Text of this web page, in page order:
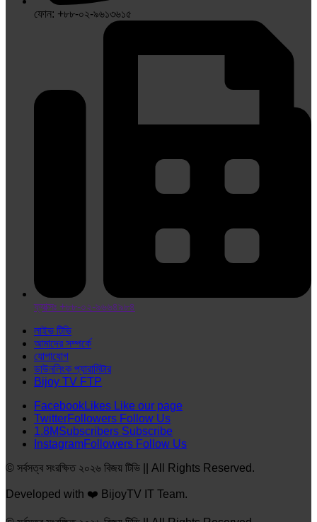
ফোন: +৮৮-০২-৯৬১৩৬১৫
ফ্যাক্সঃ +৮৮-০২-৯৬৬৪৯৮৪
লাইভ টিভি
আমাদের সম্পর্কে
যোগাযোগ
ডাউনলিংক প্যারামিটার
Bijoy TV FTP
FacebookLikes Like our page
TwitterFollowers Follow Us
1.8MSubscribers Subscribe
InstagramFollowers Follow Us
© সর্বসত্ব সংরক্ষিত ২০২৬ বিজয় টিভি || All Rights Reserved.
Developed with ❤️ BijoyTV IT Team.